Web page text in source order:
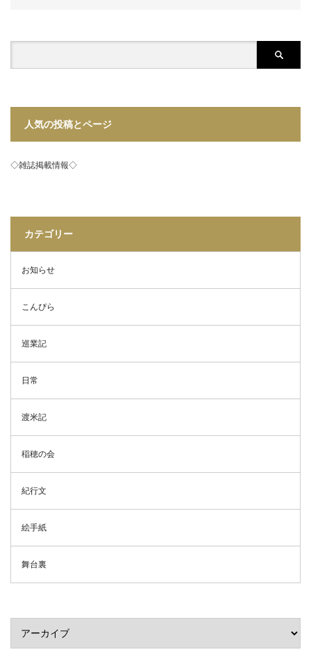
人気の投稿とページ
◇雑誌掲載情報◇
カテゴリー
お知らせ
こんぴら
巡業記
日常
渡米記
稲穂の会
紀行文
絵手紙
舞台裏